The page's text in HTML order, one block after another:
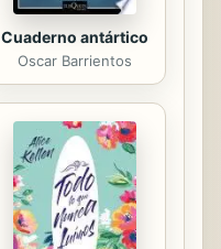
Cuaderno antártico
Oscar Barrientos